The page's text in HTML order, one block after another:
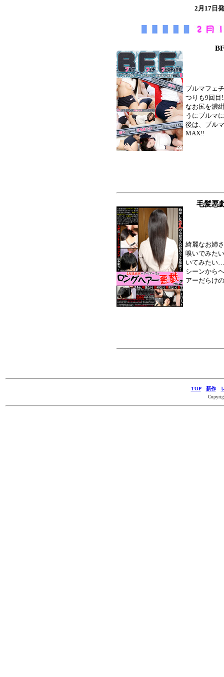
2月17日
ブルマフェ
つりも9回目
なお尻を濃
うにブルマ
後は、ブル
MAX!!
毛髪悪
綺麗なお姉
嗅いでみた
いてみたい
シーンから
アーだらけ
TOP 新作